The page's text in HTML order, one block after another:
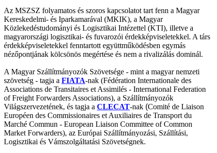
Az MSZSZ folyamatos és szoros kapcsolatot tart fenn a Magyar
Kereskedelmi- és Iparkamarával (MKIK), a Magyar
Közlekedéstudományi és Logisztikai Intézettel (KTI), illetve a
magyarországi logisztikai- és fuvarozói érdekképviseletekkel. A társ
érdekképviseletekkel fenntartott együttműködésben egymás
nézőpontjának kölcsönös megértése és nem a rivalizálás dominál.
A Magyar Szállítmányozók Szövetsége - mint a magyar nemzeti
szövetség - tagja a FIATA-nak (Fédération Internationale des
Associations de Transitaires et Assimilés - International Federation
of Freight Forwarders Associations), a Szállítmányozók
Világszervezetének, és tagja a CLECAT-nak (Comité de Liaison
Européen des Commissionaires et Auxiliaires de Transport du
Marché Commun - European Liaison Committee of Common
Market Forwarders), az Európai Szállítmányozási, Szállítási,
Logisztikai és Vámszolgáltatási Szövetségnek.